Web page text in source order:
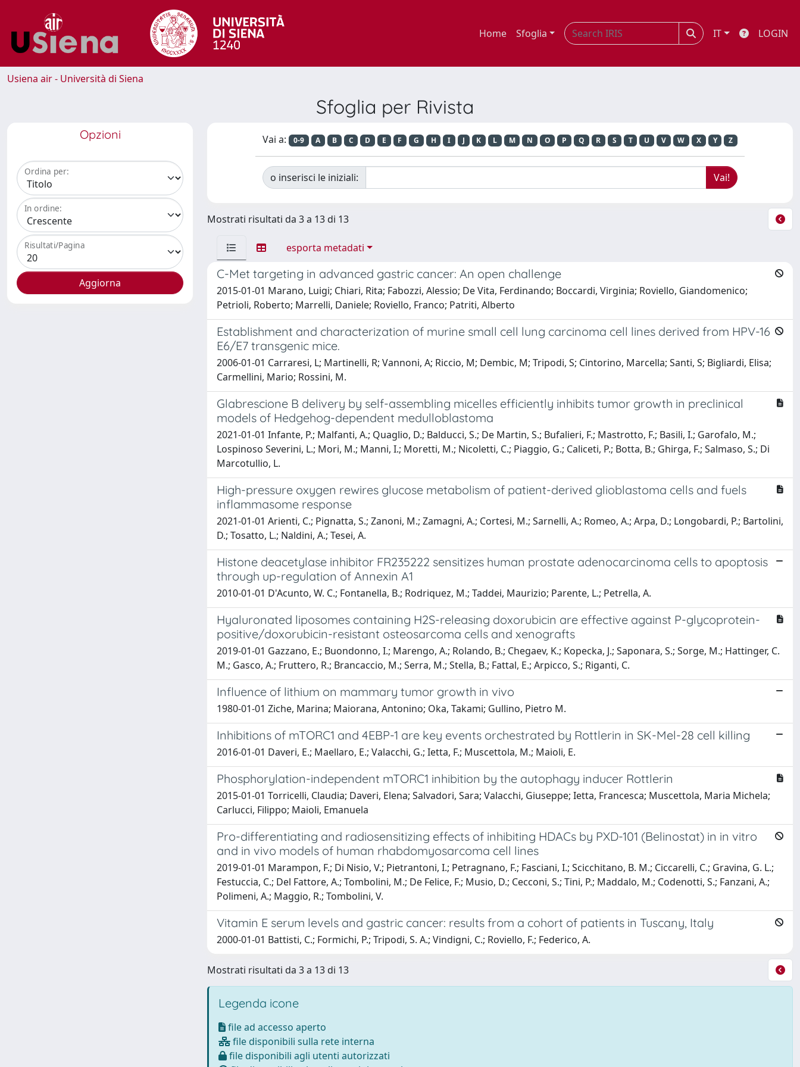
Home Sfoglia IT LOGIN
Usiena air - Università di Siena
Sfoglia per Rivista
Opzioni
Ordina per:
In ordine:
Risultati/Pagina
Vai a: 0-9 A B C D E F G H I J K L M N O P Q R S T U V W X Y Z
o inserisci le iniziali:
Mostrati risultati da 3 a 13 di 13
esporta metadati
C-Met targeting in advanced gastric cancer: An open challenge
2015-01-01 Marano, Luigi; Chiari, Rita; Fabozzi, Alessio; De Vita, Ferdinando; Boccardi, Virginia; Roviello, Giandomenico;
Petrioli, Roberto; Marrelli, Daniele; Roviello, Franco; Patriti, Alberto
Establishment and characterization of murine small cell lung carcinoma cell lines derived from HPV-16
E6/E7 transgenic mice.
2006-01-01 Carraresi, L; Martinelli, R; Vannoni, A; Riccio, M; Dembic, M; Tripodi, S; Cintorino, Marcella; Santi, S; Bigliardi, Elisa;
Carmellini, Mario; Rossini, M.
Glabrescione B delivery by self-assembling micelles efficiently inhibits tumor growth in preclinical
models of Hedgehog-dependent medulloblastoma
2021-01-01 Infante, P.; Malfanti, A.; Quaglio, D.; Balducci, S.; De Martin, S.; Bufalieri, F.; Mastrotto, F.; Basili, I.; Garofalo, M.;
Lospinoso Severini, L.; Mori, M.; Manni, I.; Moretti, M.; Nicoletti, C.; Piaggio, G.; Caliceti, P.; Botta, B.; Ghirga, F.; Salmaso, S.; Di
Marcotullio, L.
High-pressure oxygen rewires glucose metabolism of patient-derived glioblastoma cells and fuels
inflammasome response
2021-01-01 Arienti, C.; Pignatta, S.; Zanoni, M.; Zamagni, A.; Cortesi, M.; Sarnelli, A.; Romeo, A.; Arpa, D.; Longobardi, P.; Bartolini,
D.; Tosatto, L.; Naldini, A.; Tesei, A.
Histone deacetylase inhibitor FR235222 sensitizes human prostate adenocarcinoma cells to apoptosis
through up-regulation of Annexin A1
2010-01-01 D'Acunto, W. C.; Fontanella, B.; Rodriquez, M.; Taddei, Maurizio; Parente, L.; Petrella, A.
Hyaluronated liposomes containing H2S-releasing doxorubicin are effective against P-glycoprotein-
positive/doxorubicin-resistant osteosarcoma cells and xenografts
2019-01-01 Gazzano, E.; Buondonno, I.; Marengo, A.; Rolando, B.; Chegaev, K.; Kopecka, J.; Saponara, S.; Sorge, M.; Hattinger, C.
M.; Gasco, A.; Fruttero, R.; Brancaccio, M.; Serra, M.; Stella, B.; Fattal, E.; Arpicco, S.; Riganti, C.
Influence of lithium on mammary tumor growth in vivo
1980-01-01 Ziche, Marina; Maiorana, Antonino; Oka, Takami; Gullino, Pietro M.
Inhibitions of mTORC1 and 4EBP-1 are key events orchestrated by Rottlerin in SK-Mel-28 cell killing
2016-01-01 Daveri, E.; Maellaro, E.; Valacchi, G.; Ietta, F.; Muscettola, M.; Maioli, E.
Phosphorylation-independent mTORC1 inhibition by the autophagy inducer Rottlerin
2015-01-01 Torricelli, Claudia; Daveri, Elena; Salvadori, Sara; Valacchi, Giuseppe; Ietta, Francesca; Muscettola, Maria Michela;
Carlucci, Filippo; Maioli, Emanuela
Pro-differentiating and radiosensitizing effects of inhibiting HDACs by PXD-101 (Belinostat) in in vitro
and in vivo models of human rhabdomyosarcoma cell lines
2019-01-01 Marampon, F.; Di Nisio, V.; Pietrantoni, I.; Petragnano, F.; Fasciani, I.; Scicchitano, B. M.; Ciccarelli, C.; Gravina, G. L.;
Festuccia, C.; Del Fattore, A.; Tombolini, M.; De Felice, F.; Musio, D.; Cecconi, S.; Tini, P.; Maddalo, M.; Codenotti, S.; Fanzani, A.;
Polimeni, A.; Maggio, R.; Tombolini, V.
Vitamin E serum levels and gastric cancer: results from a cohort of patients in Tuscany, Italy
2000-01-01 Battisti, C.; Formichi, P.; Tripodi, S. A.; Vindigni, C.; Roviello, F.; Federico, A.
Mostrati risultati da 3 a 13 di 13
Legenda icone
file ad accesso aperto
file disponibili sulla rete interna
file disponibili agli utenti autorizzati